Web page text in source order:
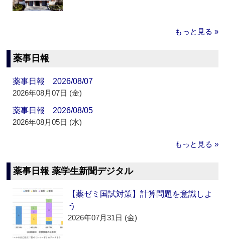
もっと見る »
薬事日報
薬事日報 2026/08/07
2026年08月07日 (金)
薬事日報 2026/08/05
2026年08月05日 (水)
もっと見る »
薬事日報 薬学生新聞デジタル
【薬ゼミ国試対策】計算問題を意識しよ
う
2026年07月31日 (金)